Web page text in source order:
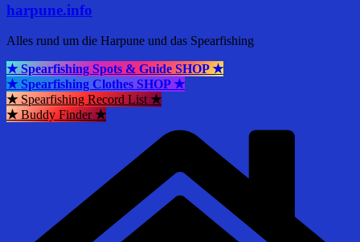
harpune.info
Alles rund um die Harpune und das Spearfishing
★ Spearfishing Spots & Guide SHOP ★
★ Spearfishing Clothes SHOP ★
★Spearfishing Record List★
★Buddy Finder★